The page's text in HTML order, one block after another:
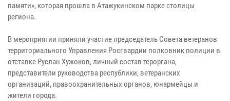
памяти», которая прошла в Атажукинском парке столицы
региона.
В мероприятии приняли участие председатель Совета ветеранов
территориального Управления Росгвардии полковник полиции в
отставке Руслан Хужоков, личный состав тероргана,
представители руководства республики, ветеранских
организаций, правоохранительных органов, юнармейцы и
жители города.